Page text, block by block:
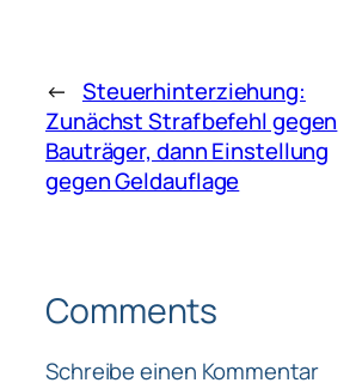
← Steuerhinterziehung:
Zunächst Strafbefehl gegen
Bauträger, dann Einstellung
gegen Geldauflage
Comments
Schreibe einen Kommentar